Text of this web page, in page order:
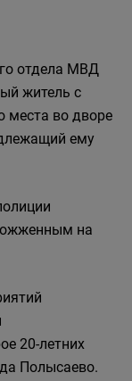
отдела МВД
житель с
места во дворе
ему
на
20-летних
Полысаево.